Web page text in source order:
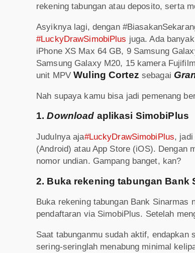
rekening tabungan atau deposito, serta
Asyiknya lagi, dengan
#LuckyDrawSimobiPlus juga. Ada
iPhone XS Max 64 GB, 9 Samsung
Samsung Galaxy M20, 15 kamera
unit MPVWuling Cortez sebagai
Nah supaya kamu bisa jadi pemenang
1.Download aplikasi SimobiPlus
Judulnya aja#LuckyDrawSimobiPlus, jadi
(Android) atau App Store (iOS). Dengan
nomor undian. Gampang banget, kan?
2. Buka rekening tabungan Bank
Buka rekening tabungan Bank
pendaftaran via SimobiPlus. Setelah
Saat tabunganmu sudah aktif, endapkan
sering-seringlah menabung minimal